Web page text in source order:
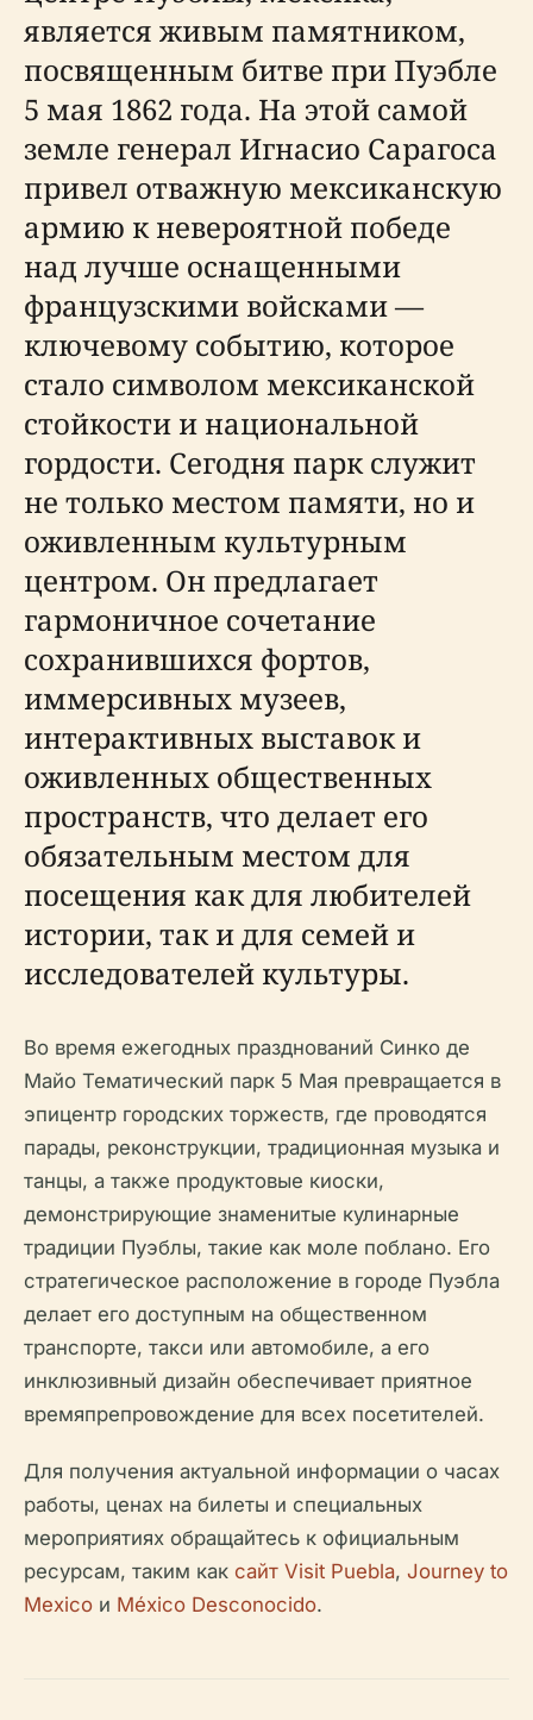
является живым памятником,
посвященным битве при Пуэбле
5 мая 1862 года. На этой самой
земле генерал Игнасио Сарагоса
привел отважную мексиканскую
армию к невероятной победе
над лучше оснащенными
французскими войсками —
ключевому событию, которое
стало символом мексиканской
стойкости и национальной
гордости. Сегодня парк служит
не только местом памяти, но и
оживленным культурным
центром. Он предлагает
гармоничное сочетание
сохранившихся фортов,
иммерсивных музеев,
интерактивных выставок и
оживленных общественных
пространств, что делает его
обязательным местом для
посещения как для любителей
истории, так и для семей и
исследователей культуры.
Во время ежегодных празднований Синко де
Майо Тематический парк 5 Мая превращается в
эпицентр городских торжеств, где проводятся
парады, реконструкции, традиционная музыка и
танцы, а также продуктовые киоски,
демонстрирующие знаменитые кулинарные
традиции Пуэблы, такие как моле поблано. Его
стратегическое расположение в городе Пуэбла
делает его доступным на общественном
транспорте, такси или автомобиле, а его
инклюзивный дизайн обеспечивает приятное
времяпрепровождение для всех посетителей.
Для получения актуальной информации о часах
работы, ценах на билеты и специальных
мероприятиях обращайтесь к официальным
ресурсам, таким как сайт Visit Puebla, Journey to
Mexico и México Desconocido.